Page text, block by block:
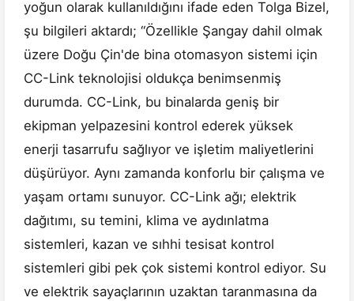
yoğun olarak kullanıldığını ifade eden Tolga Bizel,
şu bilgileri aktardı; “Özellikle Şangay dahil olmak
üzere Doğu Çin'de bina otomasyon sistemi için
CC-Link teknolojisi oldukça benimsenmiş
durumda. CC-Link, bu binalarda geniş bir
ekipman yelpazesini kontrol ederek yüksek
enerji tasarrufu sağlıyor ve işletim maliyetlerini
düşürüyor. Aynı zamanda konforlu bir çalışma ve
yaşam ortamı sunuyor. CC-Link ağı; elektrik
dağıtımı, su temini, klima ve aydınlatma
sistemleri, kazan ve sıhhi tesisat kontrol
sistemleri gibi pek çok sistemi kontrol ediyor. Su
ve elektrik sayaçlarının uzaktan taranmasına da